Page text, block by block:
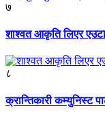
७
शाश्वत आकृति लिएर
८
क्रान्तिकारी कम्युनिस्ट